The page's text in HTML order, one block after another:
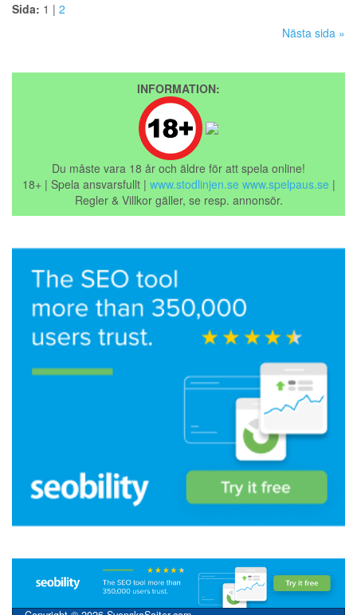
Sida: 1 | 2
Nästa sida »
INFORMATION:
Du måste vara 18 år och äldre för att spela online!
18+ | Spela ansvarsfullt | www.stodlinjen.se www.spelpaus.se |
Regler & Villkor gäller, se resp. annonsör.